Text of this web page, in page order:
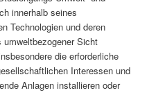
innerhalb seines
Technologien und deren
umweltbezogener Sicht
die erforderliche
Interessen und
Anlagen installieren oder